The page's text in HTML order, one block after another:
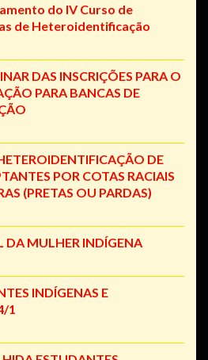
do IV Curso de
de Heteroidentificação
DAS INSCRIÇÕES PARA O
PARA BANCAS DE
DE
POR COTAS RACIAIS
(PRETAS OU PARDAS)
DA MULHER INDÍGENA
INDÍGENAS E
1